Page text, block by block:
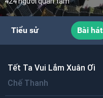
Tiểu sử Bài hát
Tết Ta Vui Lắm Xuân Ơi
Chế Thanh